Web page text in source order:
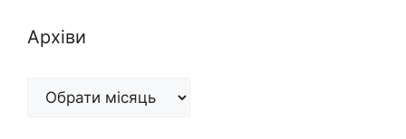
Архіви
Архіви